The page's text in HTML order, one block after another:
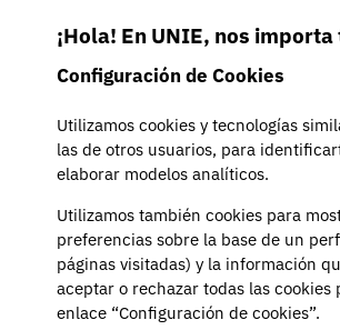
¡Hola! En UNIE, nos
Configuración de Cookies
Utilizamos cookies y tecnologías
las de otros usuarios, para
elaborar modelos analíticos.
Utilizamos también cookies para
preferencias sobre la base de un
páginas visitadas) y la información
aceptar o rechazar todas las
enlace “Configuración de cookies”.